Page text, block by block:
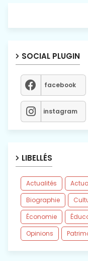
SOCIAL PLUGIN
facebook
instagram
LIBELLÉS
Actualités
Biographie
Économie
Opinions